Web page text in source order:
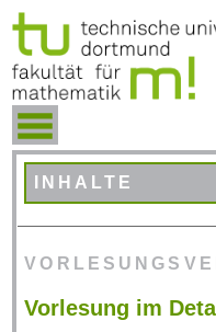
INHALTE
Vorlesung im